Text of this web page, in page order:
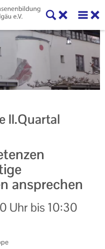
II.Quartal
ansprechen
Uhr bis 10:30